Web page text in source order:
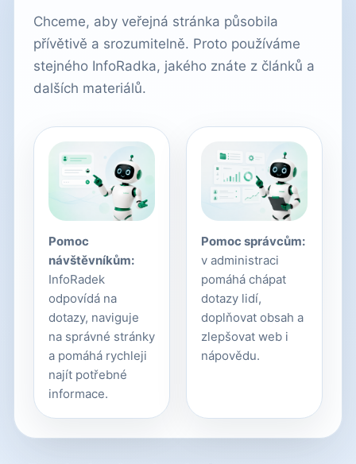
Chceme, aby veřejná stránka působila
přívětivě a srozumitelně. Proto používáme
stejného InfoRadka, jakého znáte z článků a
dalších materiálů.
Pomoc
návštěvníkům:
InfoRadek
odpovídá na
dotazy, naviguje
na správné stránky
a pomáhá rychleji
najít potřebné
informace.
Pomoc správcům:
v administraci
pomáhá chápat
dotazy lidí,
doplňovat obsah a
zlepšovat web i
nápovědu.